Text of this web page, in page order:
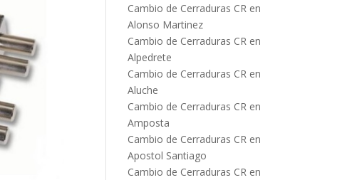
Cambio de Cerraduras CR en
Alonso Martinez
Cambio de Cerraduras CR en
Alpedrete
Cambio de Cerraduras CR en
Aluche
Cambio de Cerraduras CR en
Amposta
Cambio de Cerraduras CR en
Apostol Santiago
Cambio de Cerraduras CR en